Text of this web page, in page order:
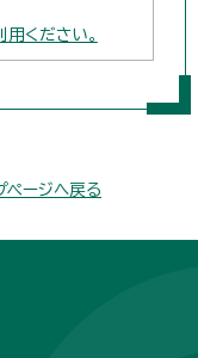
ください。
ページへ戻る